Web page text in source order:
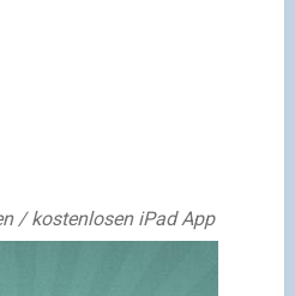
/ kostenlosen iPad App